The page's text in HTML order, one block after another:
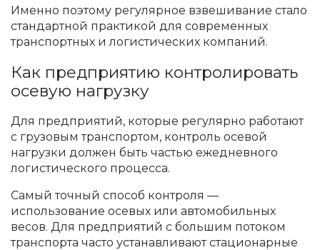
Именно поэтому регулярное взвешивание стало
стандартной практикой для современных
транспортных и логистических компаний.
Как предприятию контролировать
осевую нагрузку
Для предприятий, которые регулярно работают
с грузовым транспортом, контроль осевой
нагрузки должен быть частью ежедневного
логистического процесса.
Самый точный способ контроля —
использование осевых или автомобильных
весов. Для предприятий с большим потоком
транспорта часто устанавливают стационарные